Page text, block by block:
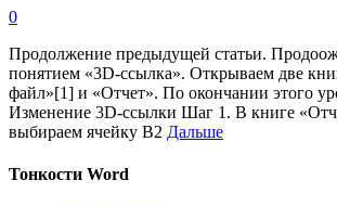
0
Продолжение предыдущей статьи.
понятием «3D-ссылка». Открываем две
файл»[1] и «Отчет». По окончании этого
Изменение 3D-ссылки Шаг 1. В книге
выбираем ячейку B2 Дальше
Тонкости Word